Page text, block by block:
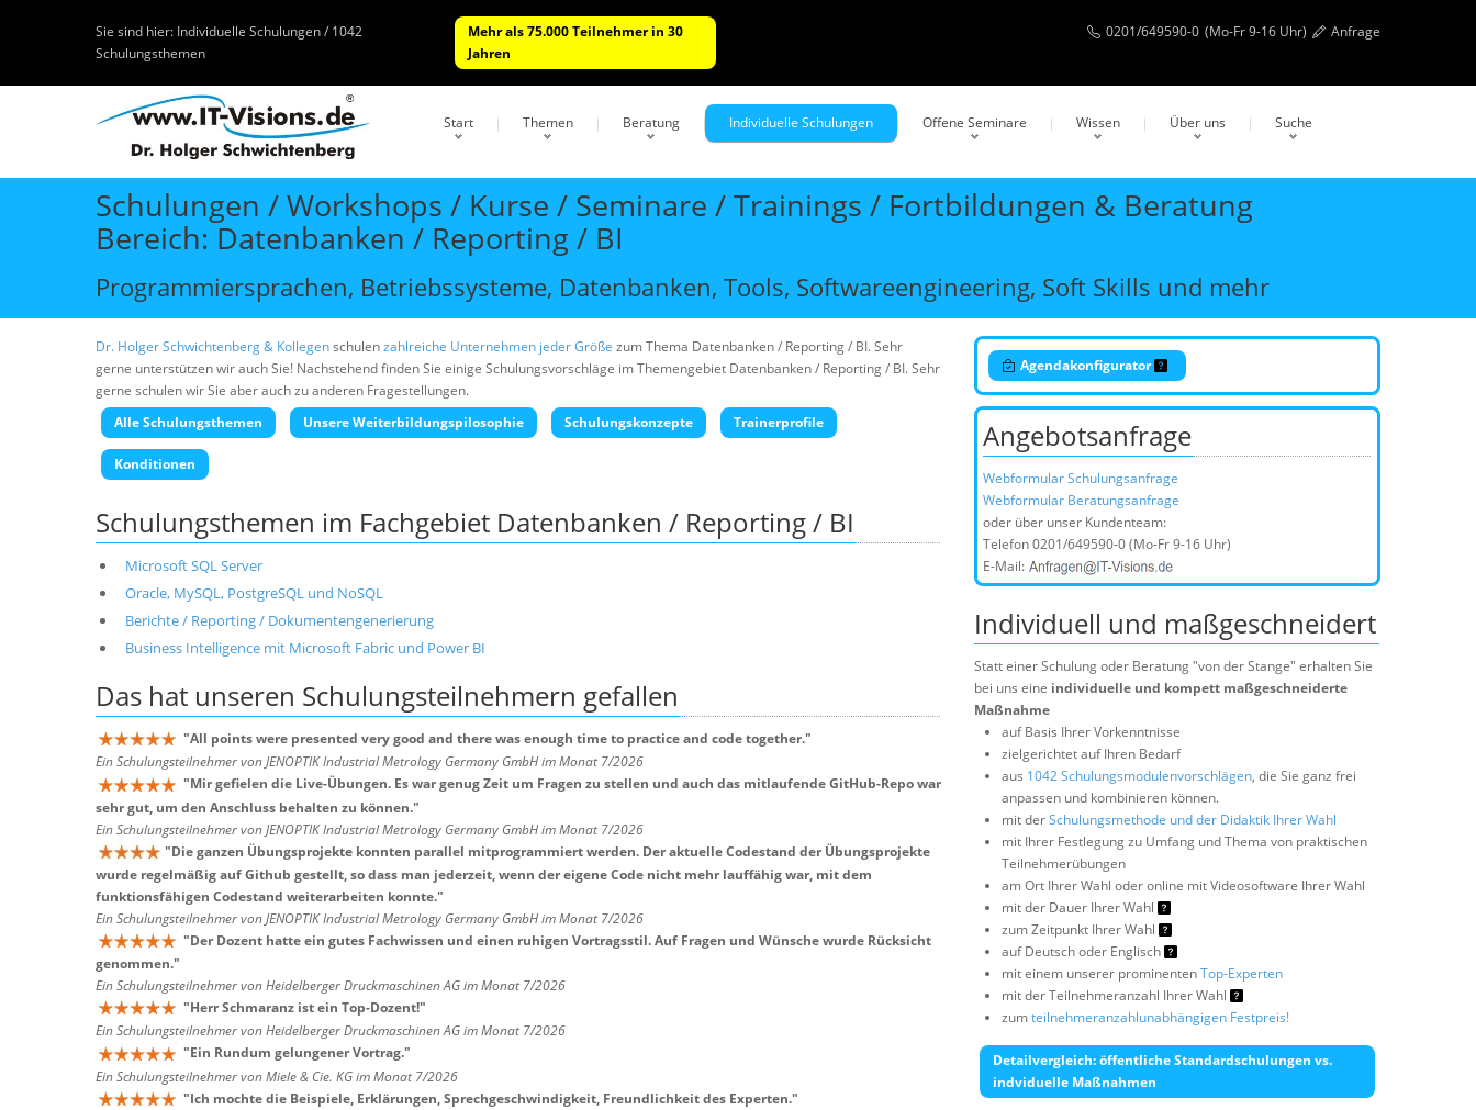
Sie sind hier: Individuelle Schulungen / 1042
Schulungsthemen
Mehr als 75.000 Teilnehmer in 30
Jahren
0201/649590-0 (Mo-Fr 9-16 Uhr) Anfrage
Start Themen Beratung Individuelle Schulungen Offene Seminare Wissen Über uns Suche
Schulungen / Workshops / Kurse / Seminare / Trainings / Fortbildungen & Beratung
Bereich: Datenbanken / Reporting / BI
Programmiersprachen, Betriebssysteme, Datenbanken, Tools, Softwareengineering, Soft Skills und mehr
Dr. Holger Schwichtenberg & Kollegenschulenzahlreiche Unternehmen jeder Größe zum Thema Datenbanken / Reporting / BI. Sehr
gerne unterstützen wir auch Sie! Nachstehend finden Sie einige Schulungsvorschläge im Themengebiet Datenbanken / Reporting / BI. Sehr
gerne schulen wir Sie aber auch zu anderen Fragestellungen.
Alle Schulungsthemen
Unsere Weiterbildungspilosophie Schulungskonzepte Trainerprofile
Konditionen
Schulungsthemen im Fachgebiet Datenbanken / Reporting / BI
Microsoft SQL Server
Oracle, MySQL, PostgreSQL und NoSQL
Berichte / Reporting / Dokumentengenerierung
Business Intelligence mit Microsoft Fabric und Power BI
Das hat unseren Schulungsteilnehmern gefallen
"All points were presented very good and there was enough time to practice and code together."
Ein Schulungsteilnehmer von JENOPTIK Industrial Metrology Germany GmbH im Monat 7/2026
"Mir gefielen die Live-Übungen. Es war genug Zeit um Fragen zu stellen und auch das mitlaufende GitHub-Repo war
sehr gut, um den Anschluss behalten zu können."
Ein Schulungsteilnehmer von JENOPTIK Industrial Metrology Germany GmbH im Monat 7/2026
"Die ganzen Übungsprojekte konnten parallel mitprogrammiert werden. Der aktuelle Codestand der Übungsprojekte
wurde regelmäßig auf Github gestellt, so dass man jederzeit, wenn der eigene Code nicht mehr lauffähig war, mit dem
funktionsfähigen Codestand weiterarbeiten konnte."
Ein Schulungsteilnehmer von JENOPTIK Industrial Metrology Germany GmbH im Monat 7/2026
"Der Dozent hatte ein gutes Fachwissen und einen ruhigen Vortragsstil. Auf Fragen und Wünsche wurde Rücksicht
genommen."
Ein Schulungsteilnehmer von Heidelberger Druckmaschinen AG im Monat 7/2026
"Herr Schmaranz ist ein Top-Dozent!"
Ein Schulungsteilnehmer von Heidelberger Druckmaschinen AG im Monat 7/2026
"Ein Rundum gelungener Vortrag."
Ein Schulungsteilnehmer von Miele & Cie. KG im Monat 7/2026
"Ich mochte die Beispiele, Erklärungen, Sprechgeschwindigkeit, Freundlichkeit des Experten."
Agendakonfigurator
Angebotsanfrage
Webformular Schulungsanfrage
Webformular Beratungsanfrage
oder über unser Kundenteam:
Telefon0201/649590-0(Mo-Fr 9-16 Uhr)
E-Mail:
Individuell und maßgeschneidert
Statt einer Schulung oder Beratung "von der Stange" erhalten Sie
bei uns eine individuelle und kompett maßgeschneiderte
Maßnahme
auf Basis Ihrer Vorkenntnisse
zielgerichtet auf Ihren Bedarf
aus 1042 Schulungsmodulenvorschlägen, die Sie ganz frei
anpassen und kombinieren können.
mit derSchulungsmethode und der Didaktik Ihrer Wahl
mit Ihrer Festlegung zu Umfang und Thema von praktischen
Teilnehmerübungen
am Ort Ihrer Wahl oder online mit Videosoftware Ihrer Wahl
mit der Dauer Ihrer Wahl
zum Zeitpunkt Ihrer Wahl
auf Deutsch oder Englisch
mit einem unserer prominentenTop-Experten
mit der Teilnehmeranzahl Ihrer Wahl
zumteilnehmeranzahlunabhängigen Festpreis!
Detailvergleich: öffentliche Standardschulungen vs.
indviduelle Maßnahmen